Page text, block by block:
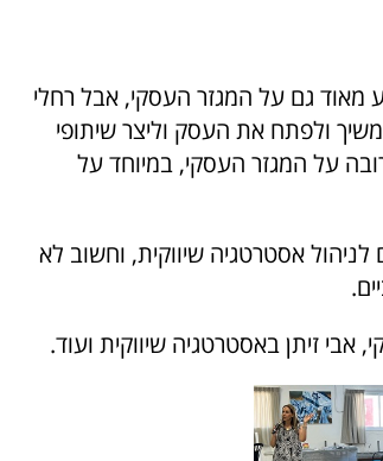
מאוד גם על המגזר העסקי, אבל רחלי
ולפתח את העסק וליצר שיתופי
על המגזר העסקי, במיוחד על
אסטרטגיה שיווקית, וחשוב לא
אבי זיתן באסטרטגיה שיווקית ועוד.